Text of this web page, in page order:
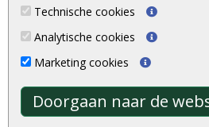
Technische cookies
Analytische cookies
Marketing cookies
Doorgaan naar de
Schutting
Vlonderplanken
Tuinpalen
Tuinhekken
Tuinhuizen
Douglas